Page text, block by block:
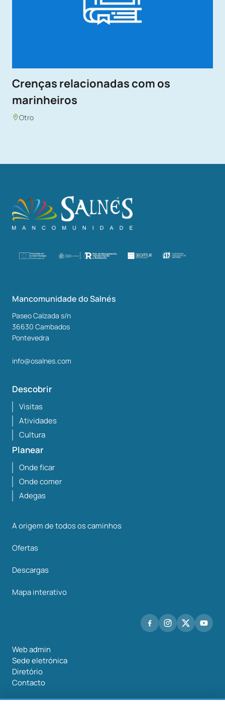
Crenças relacionadas com os
marinheiros
Otro
Mancomunidade do Salnés
Paseo Calzada s/n
36630 Cambados
Pontevedra
info@osalnes.com
Descobrir
Visitas
Atividades
Cultura
Planear
Onde ficar
Onde comer
Adegas
A origem de todos os caminhos
Ofertas
Descargas
Mapa interativo
Web admin
Sede eletrónica
Diretório
Contacto